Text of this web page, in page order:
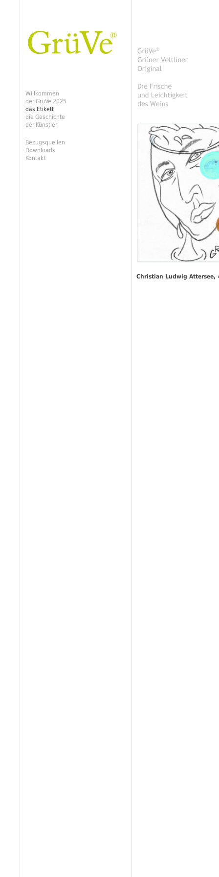
Willkommen
der GrüVe 2025
das Etikett
die Geschichte
der Künstler
Bezugsquellen
Downloads
Kontakt
Christian Ludwig Attersee,